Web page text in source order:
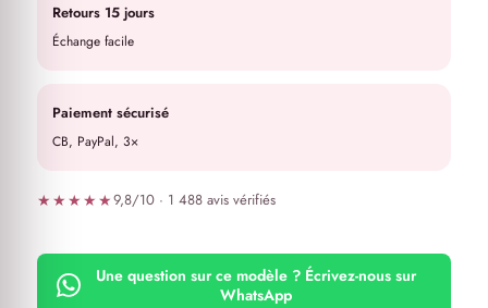
★★★★★9,8/10 · 1 488 avis vérifiés
Retours 15 jours
Échange facile
Paiement sécurisé
CB, PayPal, 3×
Une question sur ce modèle ? Écrivez-nous sur
WhatsApp